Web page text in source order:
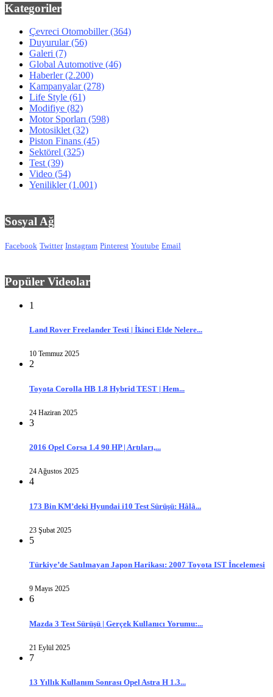
Kategoriler
Çevreci Otomobiller(364)
Duyurular(56)
Galeri (7)
Global Automotive (46)
Haberler(2.200)
Kampanyalar(278)
Life Style (61)
Modifiye (82)
Motor Sporları (598)
Motosiklet (32)
Piston Finans (45)
Sektörel (325)
Test (39)
Video (54)
Yenilikler(1.001)
Sosyal Ağ
Facebook Twitter Instagram Pinterest Youtube Email
Popüler Videolar
1
Land Rover Freelander Testi | İkinci Elde Nelere...
10 Temmuz 2025
2
Toyota Corolla HB 1.8 Hybrid TEST | Hem...
24 Haziran 2025
3
2016 Opel Corsa 1.4 90 HP | Artıları,...
24 Ağustos 2025
4
173 Bin KM’deki Hyundai i10 Test Sürüşü: Hâlâ...
23 Şubat 2025
5
Türkiye’de Satılmayan Japon Harikası: 2007 Toyota IST İncelemesi
9 Mayıs 2025
6
Mazda 3 Test Sürüşü | Gerçek Kullanıcı Yorumu:...
21 Eylül 2025
7
13 Yıllık Kullanım Sonrası Opel Astra H 1.3...